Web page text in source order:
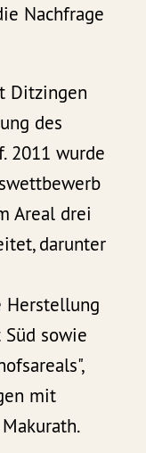
Nachfrage
Ditzingen
des
2011 wurde
Areal drei
darunter
Herstellung
sowie
mit